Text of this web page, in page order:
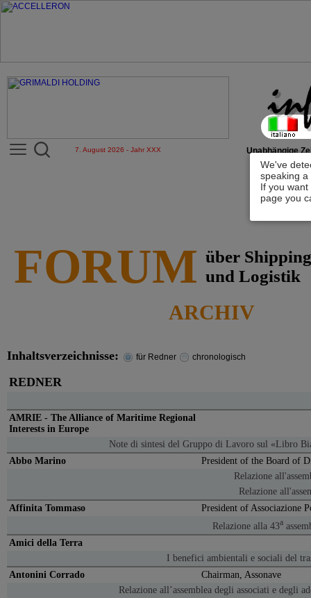
We've
speaking
If you
page you
7. August 2026 - Jahr XXX Unabhängige
FORUM über
und Logistik
ARCHIV
Inhaltsverzeichnisse: für Redner chronologisch
REDNER
AMRIE - The Alliance of Maritime Regional
Interests in Europe
Note di sintesi del Gruppo di Lavoro sul «Libro
Abbo Marino
President of the Board of
Relazione
Relazione
Affinita Tommaso
President of Associazione
Relazione alla 43a
Amici della Terra
I benefici ambientali e sociali del
Antonini Corrado
Chairman, Assonave
Relazione all’assemblea degli associati e degli